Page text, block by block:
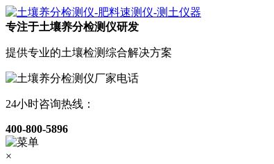
专注于土壤养分检测仪研发
提供专业的土壤检测综合解决方案
24小时咨询热线：
400-800-5896
×